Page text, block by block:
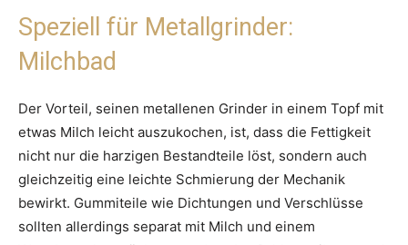
Speziell für Metallgrinder:
Milchbad
Der Vorteil, seinen metallenen Grinder in einem Topf mit
etwas Milch leicht auszukochen, ist, dass die Fettigkeit
nicht nur die harzigen Bestandteile löst, sondern auch
gleichzeitig eine leichte Schmierung der Mechanik
bewirkt. Gummiteile wie Dichtungen und Verschlüsse
sollten allerdings separat mit Milch und einem